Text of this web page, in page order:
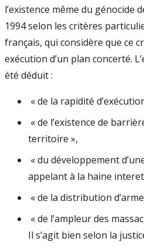
l’existence même du génocide
1994 selon les critères
français, qui consi­dère que ce
exécution d’un plan concerté.
été déduit :
« de la rapidité
« de l’existence de
territoire »,
« du développement
appelant à la haine
« de la distribution
« de l’ampleur des
Il s’agit bien selon la